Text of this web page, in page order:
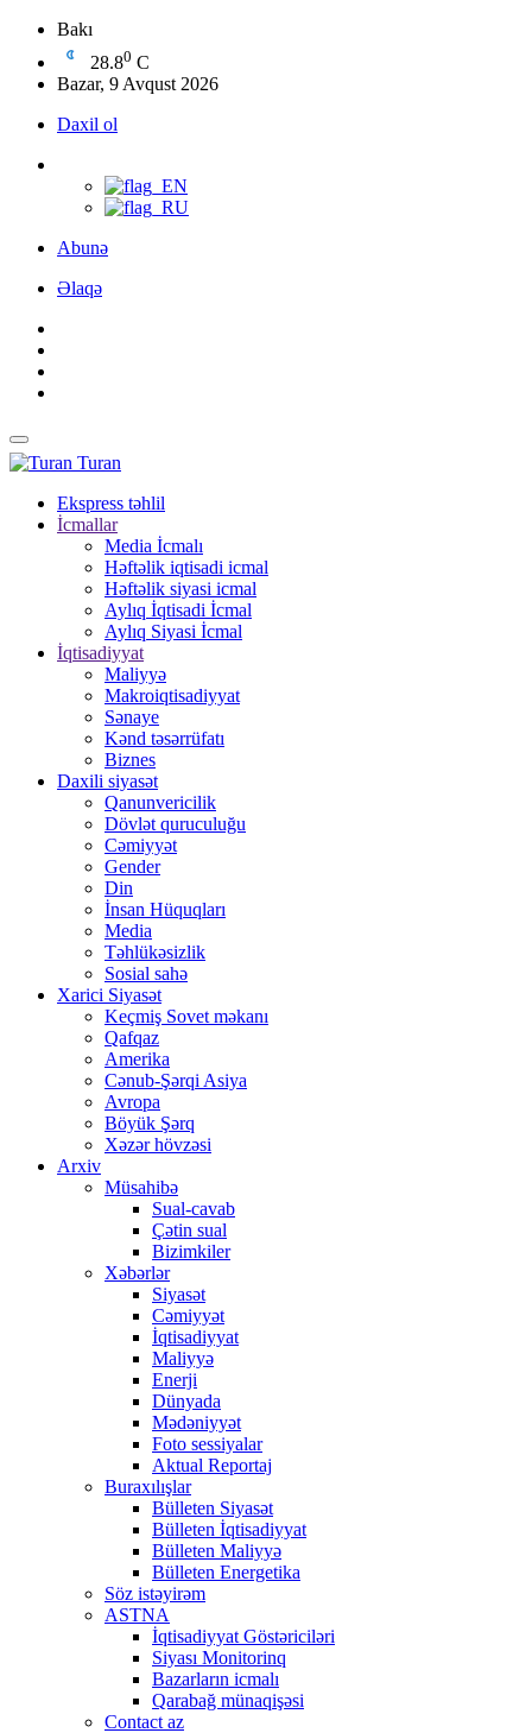
Bakı
28.80 C
Bazar, 9 Avqust 2026
Daxil ol
Abunə
Əlaqə
Turan
Ekspress təhlil
İcmallar
Media İcmalı
Həftəlik iqtisadi icmal
Həftəlik siyasi icmal
Aylıq İqtisadi İcmal
Aylıq Siyasi İcmal
İqtisadiyyat
Maliyyə
Makroiqtisadiyyat
Sənaye
Kənd təsərrüfatı
Biznes
Daxili siyasət
Qanunvericilik
Dövlət quruculuğu
Cəmiyyət
Gender
Din
İnsan Hüquqları
Media
Təhlükəsizlik
Sosial sahə
Xarici Siyasət
Keçmiş Sovet məkanı
Qafqaz
Amerika
Cənub-Şərqi Asiya
Avropa
Böyük Şərq
Xəzər hövzəsi
Arxiv
Müsahibə
Sual-cavab
Çətin sual
Bizimkiler
Xəbərlər
Siyasət
Cəmiyyət
İqtisadiyyat
Maliyyə
Enerji
Dünyada
Mədəniyyət
Foto sessiyalar
Aktual Reportaj
Buraxılışlar
Bülleten Siyasət
Bülleten İqtisadiyyat
Bülleten Maliyyə
Bülleten Energetika
Söz istəyirəm
ASTNA
İqtisadiyyat Göstəriciləri
Siyası Monitorinq
Bazarların icmalı
Qarabağ münaqişəsi
Contact az